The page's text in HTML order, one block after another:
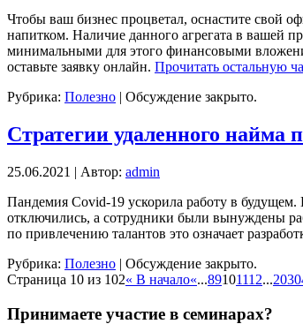
Чтобы ваш бизнес процветал, оснастите свой
напитком. Наличие данного агрегата в вашей
минимальными для этого финансовыми
оставьте заявку онлайн. Прочитать остальную
Рубрика: Полезно | Обсуждение закрыто.
Стратегии удаленного найма
25.06.2021 | Автор: admin
Пандемия Covid-19 ускорила работу в
отключились, а сотрудники были вынуждены
по привлечению талантов это означает
Рубрика: Полезно | Обсуждение закрыто.
Страница 10 из 102« В начало«...89101112...2030
Принимаете участие в семинарах?